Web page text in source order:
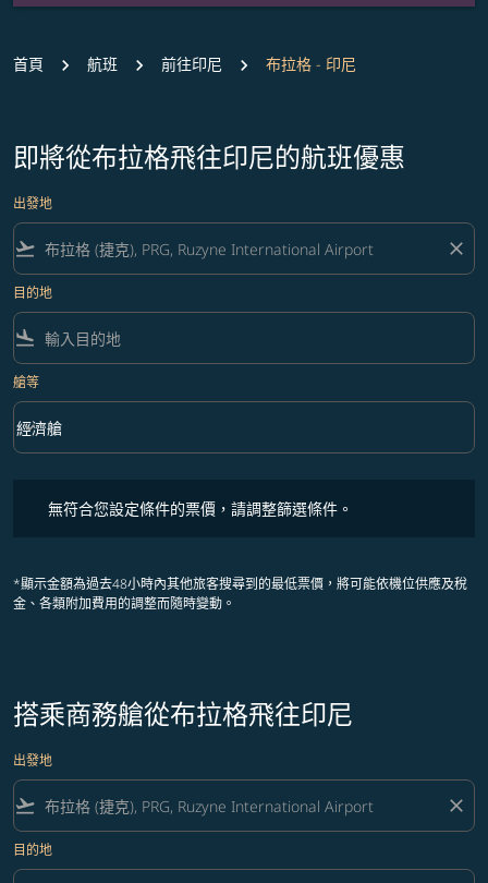
首頁 航班 前往印尼 布拉格 - 印尼
即將從布拉格飛往印尼的航班優惠
出發地
flight_takeoff close
目的地
flight_land
艙等
艙等 option 經濟艙 Selected
經濟艙
keyboard_arrow_down
無符合您設定條件的票價，請調整篩選條件。
*顯示金額為過去48小時內其他旅客搜尋到的最低票價，將可能依機位供應及稅
金、各類附加費用的調整而隨時變動。
搭乘商務艙從布拉格飛往印尼
出發地
flight_takeoff close
目的地